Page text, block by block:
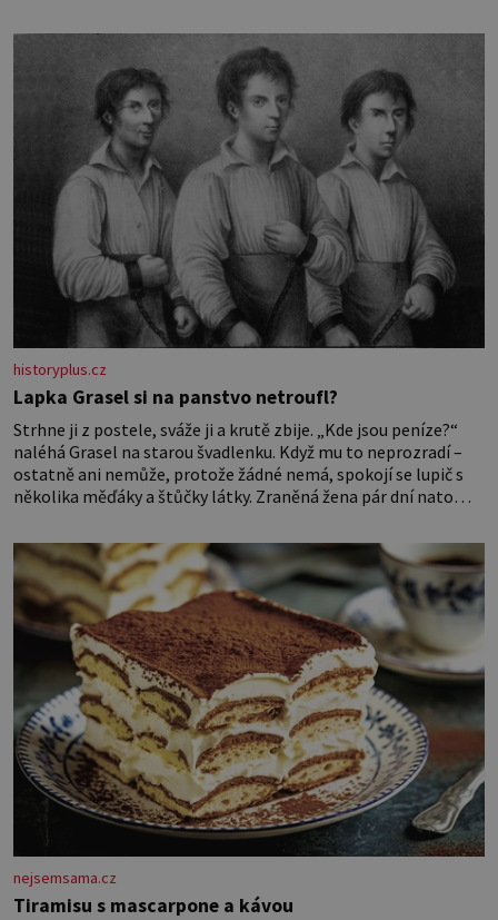
nesvědčilo, brzy jsme zjistili, že
historyplus.cz
Lapka Grasel si na panstvo netroufl?
Strhne ji z postele, sváže ji a krutě zbije. „Kde jsou peníze?“
naléhá Grasel na starou švadlenku. Když mu to neprozradí –
ostatně ani nemůže, protože žádné nemá, spokojí se lupič s
několika měďáky a štůčky látky. Zraněná žena pár dní nato
dlouho po jeho smrti
nejsemsama.cz
Tiramisu s mascarpone a kávou